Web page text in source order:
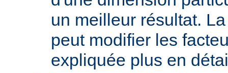
un meilleur résultat.
peut modifier les
expliquée plus en